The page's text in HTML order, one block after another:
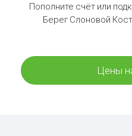
Пополните счёт или
Берег Слоновой
Цены